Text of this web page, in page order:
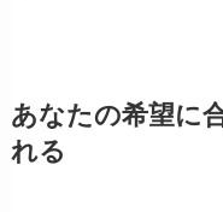
あなたの希望に
れる